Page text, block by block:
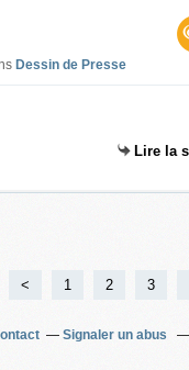
Dessin de Presse
Lire la
< 1 2 3
Signaler un abus